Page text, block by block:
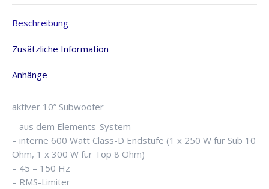
aktiv
Beschreibung
Zusätzliche Information
Anhänge
aktiver 10” Subwoofer
– aus dem Elements-System
– interne 600 Watt Class-D Endstufe (1 x 250 W für Sub 10
Ohm, 1 x 300 W für Top 8 Ohm)
– 45 – 150 Hz
– RMS-Limiter